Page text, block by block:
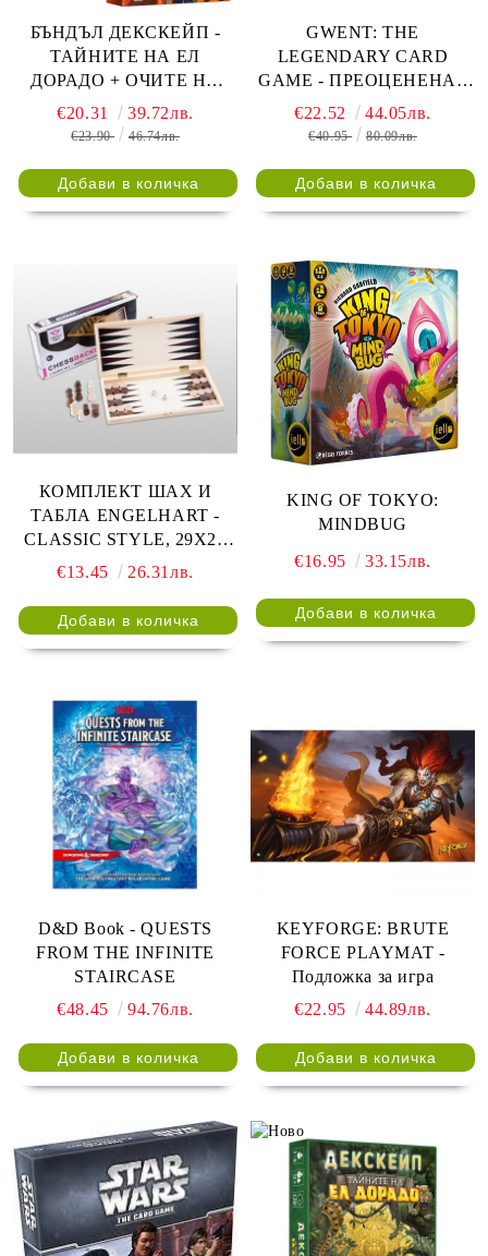
БЪНДЪЛ ДЕКСКЕЙП -
ТАЙНИТЕ НА ЕЛ
ДОРАДО + ОЧИТЕ НА
ДРАКОНА
€20.31 39.72лв.
€23.90 46.74лв.
GWENT: THE
LEGENDARY CARD
GAME - ПРЕОЦЕНЕНА -
ТЕЖКА ПОВРЕДА НА
КУТИЯТА
€22.52 44.05лв.
€40.95 80.09лв.
КОМПЛЕКТ ШАХ И
ТАБЛА ENGELHART -
CLASSIC STYLE, 29Х29
СМ - КАФЯВ
€13.45 26.31лв.
KING OF TOKYO:
MINDBUG
€16.95
33.15лв.
D&D Book - QUESTS
FROM THE INFINITE
STAIRCASE
€48.45
94.76лв.
KEYFORGE: BRUTE
FORCE PLAYMAT -
Подложка за игра
€22.95
44.89лв.